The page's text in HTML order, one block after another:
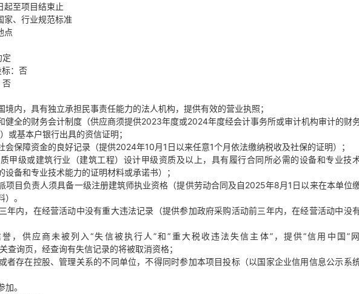
起至项目结束止
家、行业规范标准
点
定
：否
否
境内，具有独立承担民事责任能力的法人机构，提供有效的营业执照；
健全的财务会计制度（供应商须提供2023年度或2024年度经会计事务所或审计机构审计的财
或基本户银行出具的资信证明；
会保障资金的良好记录（提供2024年10月1日以来任意1个月依法缴纳税收及社保的证明）；
质甲级或建筑行业（建筑工程）设计甲级资质及以上，具有履行合同所必需的设备和专业技
备和专业技术能力的证明材料或承诺书）；
项目负责人须具备一级注册建筑师执业资格（提供劳动合同及自2025年8月1日以来在本单位
。
年内，在经营活动中没有重大违法记录（提供参加政府采购活动前三年内，在经营活动中没
誉，供应商未被列入“失信被执行人”和“重大税收违法失信主体”，提供“信用中国”
查询页，经查询有失信记录的将被取消资格；
者存在控股、管理关系的不同单位，不得同时参加本项目投标（以国家企业信用信息公示系
。